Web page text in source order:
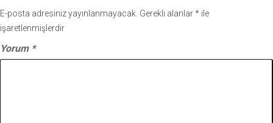
E-posta adresiniz yayınlanmayacak. Gerekli alanlar* ile
işaretlenmişlerdir
Yorum *